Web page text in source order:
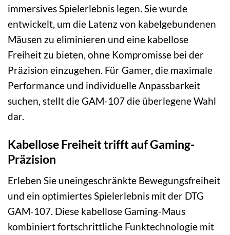
immersives Spielerlebnis legen. Sie wurde
entwickelt, um die Latenz von kabelgebundenen
Mäusen zu eliminieren und eine kabellose
Freiheit zu bieten, ohne Kompromisse bei der
Präzision einzugehen. Für Gamer, die maximale
Performance und individuelle Anpassbarkeit
suchen, stellt die GAM-107 die überlegene Wahl
dar.
Kabellose Freiheit trifft auf Gaming-
Präzision
Erleben Sie uneingeschränkte Bewegungsfreiheit
und ein optimiertes Spielerlebnis mit der DTG
GAM-107. Diese kabellose Gaming-Maus
kombiniert fortschrittliche Funktechnologie mit